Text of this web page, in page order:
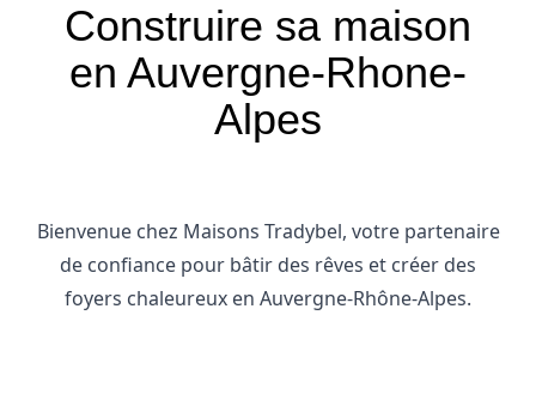
Construire sa maison
en Auvergne-Rhone-
Alpes
Bienvenue chez Maisons Tradybel, votre partenaire
de confiance pour bâtir des rêves et créer des
foyers chaleureux en Auvergne-Rhône-Alpes.